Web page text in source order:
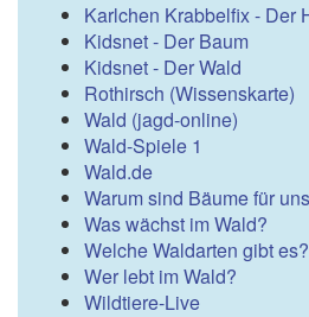
Karlchen Krabbelfix - Der
Kidsnet - Der Baum
Kidsnet - Der Wald
Rothirsch (Wissenskarte)
Wald (jagd-online)
Wald-Spiele 1
Wald.de
Warum sind Bäume für
Was wächst im Wald?
Welche Waldarten gibt es?
Wer lebt im Wald?
Wildtiere-Live